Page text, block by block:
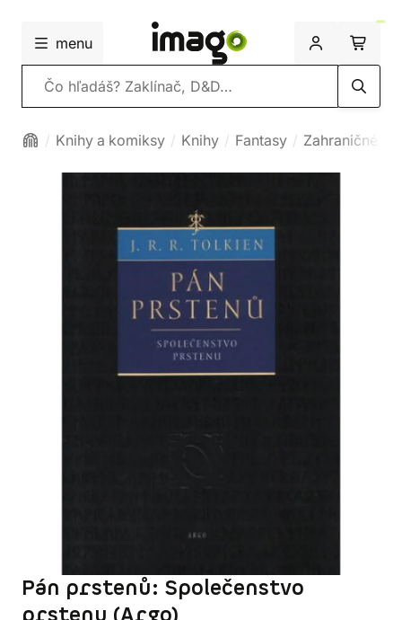
menu
Vyhľadávanie
Knihy a komiksy Knihy Fantasy Zahraničné
Pán prstenů: Společenstvo